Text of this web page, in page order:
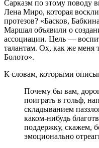
Сарказм по этому поводу
Лена Миро, которая
протезов? «Басков,
Маршал объявили о
ассоциации. Цель —
талантам. Ох, как же меня
Болото».
К словам, которыми
Почему бы вам,
поиграть в гольф,
складыванием
каком-нибудь
поддержку, скажем,
эмоционально